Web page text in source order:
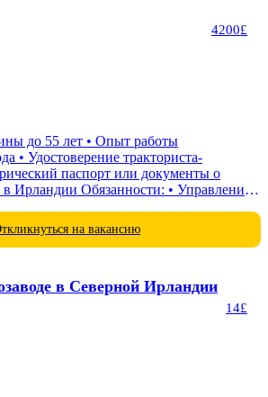
4200£
до 55 лет • Опыт работы
• Удостоверение тракториста-
паспорт или документы о
• Управление
на вакансию
в Северной Ирландии
14£